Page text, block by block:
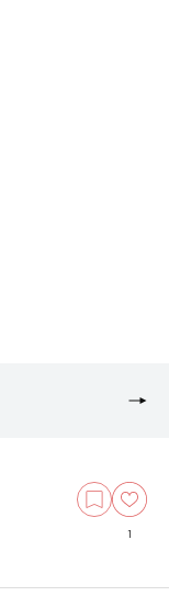
1